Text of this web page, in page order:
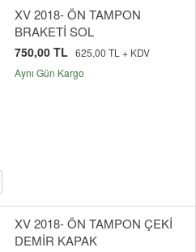
XV 2018- ÖN TAMPON
BRAKETİ SOL
750,00 TL 625,00 TL + KDV
Aynı Gün Kargo
XV 2018- ÖN TAMPON ÇEKİ
DEMİR KAPAK